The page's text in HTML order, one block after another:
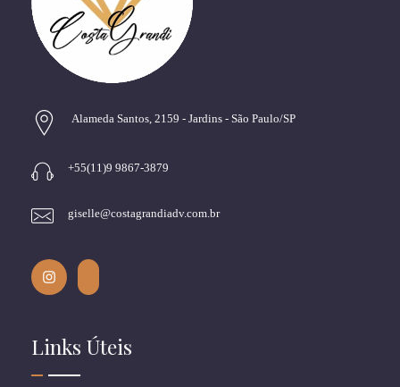
Alameda Santos, 2159 - Jardins - São Paulo/SP
+55(11)9 9867-3879
giselle@costagrandiadv.com.br
Links Úteis